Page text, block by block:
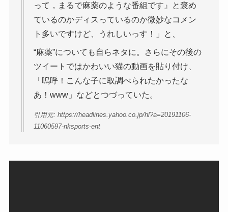
って，まるで麻薬のような番組です』と褒め
ているのかディスっているのか微妙なコメン
ト多いですけど、うれしいっす！」と、
“麻薬”についても自らネタに。さらにその後の
ツイートではかわいい猫の動画を貼り付け、
「嗚呼！こんな子に取調べられたかったな
あ！www」などとつづっていた。
引用元: https://headlines.yahoo.co.jp/hl?a=20191106-
11060597-nksports-ent